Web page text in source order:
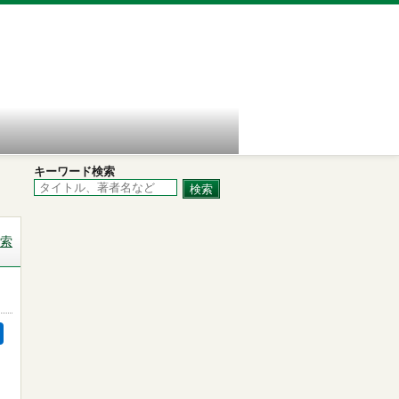
キーワード検索